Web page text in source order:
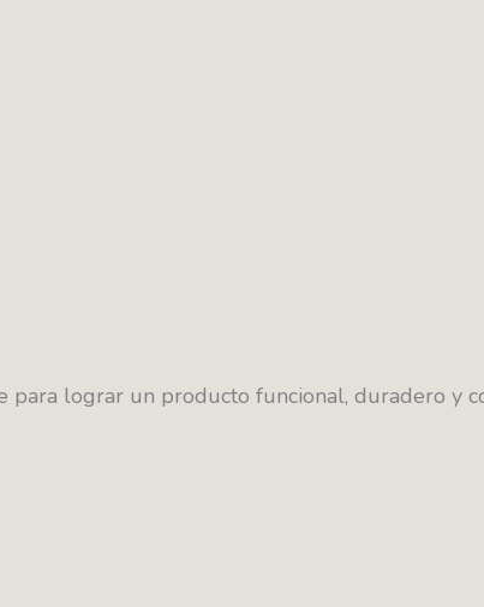
para lograr un producto funcional, duradero y